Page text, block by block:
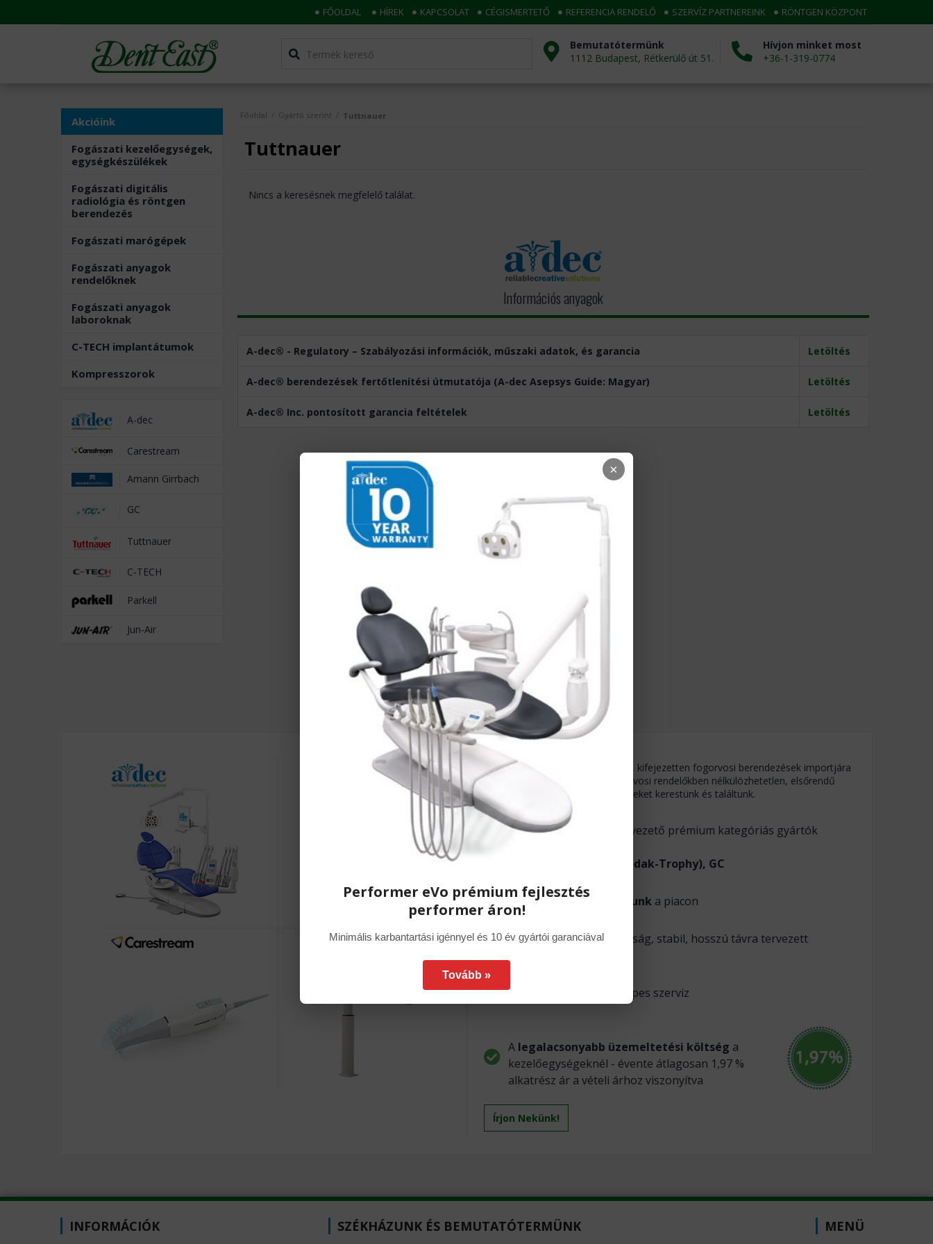
FŐOLDAL HÍREK KAPCSOLAT CÉGISMERTETŐ REFERENCIA RENDELŐ SZERVÍZ PARTNEREINK RÖNTGEN KÖZPONT
Hívjon minket most
+36-1-319-0774
Bemutatótermünk
1112 Budapest, Rétkerülő út 51.
Akcióink
Fogászati kezelőegységek,
egységkészülékek
Fogászati digitális
radiológia és röntgen
berendezés
Fogászati marógépek
Fogászati anyagok
rendelőknek
Fogászati anyagok
laboroknak
C-TECH implantátumok
Kompresszorok
A-dec
Carestream
Amann Girrbach
GC
Tuttnauer
C-TECH
Parkell
Jun-Air
Főoldal / Gyártó szerint / Tuttnauer
Tuttnauer
Nincs a keresésnek megfelelő találat.
Információs anyagok
A-dec® - Regulatory – Szabályozási információk, műszaki adatok, és garancia Letöltés
A-dec® berendezések fertőtlenítési útmutatója (A-dec Asepsys Guide: Magyar) Letöltés
A-dec® Inc. pontosított garancia feltételek Letöltés
Válasszon minket
A Dent-East kft. 1989-ben alakult, kifejezetten fogorvosi berendezések importjára
és hazai forgalmazására. A fogorvosi rendelőkben nélkülözhetetlen, elsőrendű
gyártók által gyártott berendezéseket kerestünk és találtunk.
A Dent-East neve a piacvezető prémium kategóriás gyártók
A-dec, Carestream (Kodak-Trophy), GC
Több mint30 éve vagyunk a piacon
Pontosság, megbízhatóság, stabil, hosszú távra tervezett
Gyors és korrekt piacképes szerviz
A legalacsonyabb üzemeltetési költség a
kezelőegységeknél - évente átlagosan 1,97 %
alkatrész ár a vételi árhoz viszonyítva
Írjon Nekünk!
INFORMÁCIÓK SZÉKHÁZUNK ÉS BEMUTATÓTERMÜNK MENÜ
×
Performer eVo prémium fejlesztés
performer áron!
Minimális karbantartási igénnyel és 10 év gyártói garanciával
Tovább »